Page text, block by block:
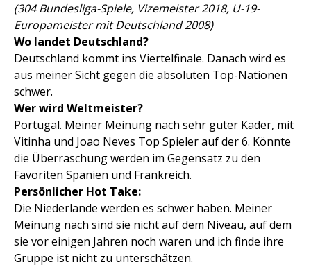
(304 Bundesliga-Spiele, Vizemeister 2018, U-19-
Europameister mit Deutschland 2008)
Wo landet Deutschland?
Deutschland kommt ins Viertelfinale. Danach wird es
aus meiner Sicht gegen die absoluten Top-Nationen
schwer.
Wer wird Weltmeister?
Portugal. Meiner Meinung nach sehr guter Kader, mit
Vitinha und Joao Neves Top Spieler auf der 6. Könnte
die Überraschung werden im Gegensatz zu den
Favoriten Spanien und Frankreich.
Persönlicher Hot Take:
Die Niederlande werden es schwer haben. Meiner
Meinung nach sind sie nicht auf dem Niveau, auf dem
sie vor einigen Jahren noch waren und ich finde ihre
Gruppe ist nicht zu unterschätzen.